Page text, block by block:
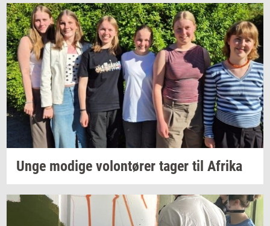
Unge mo­di­ge vo­lontø­rer tager til Afri­ka